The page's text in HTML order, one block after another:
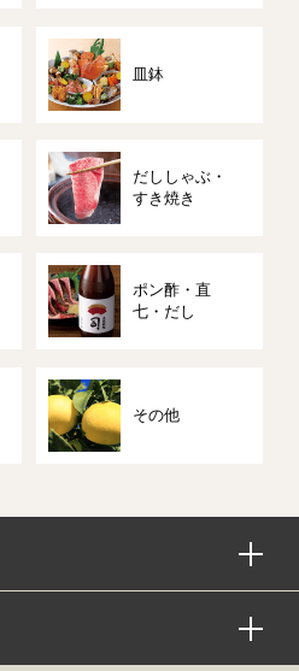
皿鉢
だししゃぶ・
すき焼き
ポン酢・直
七・だし
その他